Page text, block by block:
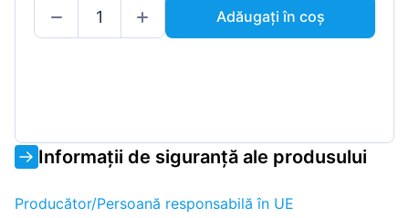
Adăugați în coș
Informații de siguranță ale produsului
Producător/Persoană responsabilă în UE